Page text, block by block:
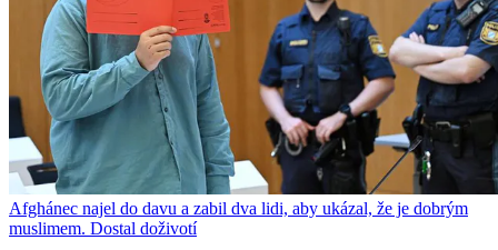
Afghánec najel do davu a zabil dva lidi, aby ukázal, že je dobrým
muslimem. Dostal doživotí